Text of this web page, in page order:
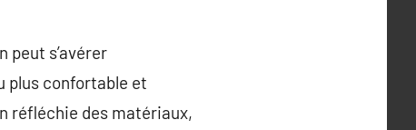
peut s’avérer
plus confortable et
réfléchie des matériaux,